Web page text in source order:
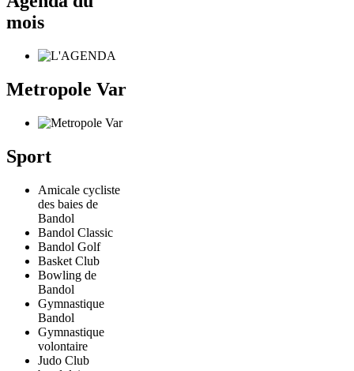
mois
Metropole Var
Sport
Amicale cycliste
des baies de
Bandol
Bandol Classic
Bandol Golf
Basket Club
Bowling de
Bandol
Gymnastique
Bandol
Gymnastique
volontaire
Judo Club